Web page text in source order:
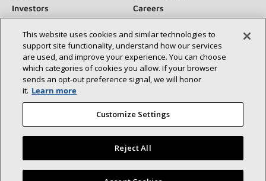
Investors
Careers
Suppliers
Contact Us
Newsroom
Conéctese con nosotros:
©2026 Lennox International Inc.
Site Map
This website uses cookies and similar technologies to
support site functionality, understand how our services
are used, and improve your experience. You can choose
which categories of cookies you allow. If your browser
sends an opt‑out preference signal, we will honor
it. Learn more
Customize Settings
Reject All